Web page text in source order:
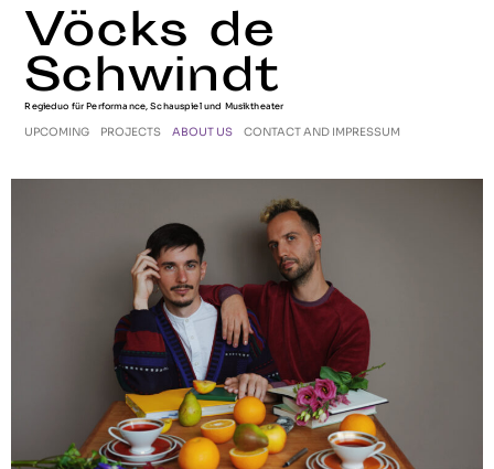
Vöcks de
Schwindt
Regieduo für Performance, Schauspiel und Musiktheater
UPCOMING PROJECTS ABOUT US CONTACT AND IMPRESSUM